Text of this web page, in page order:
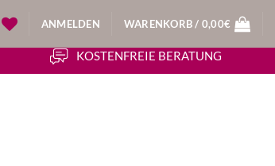
ANMELDEN WARENKORB / 0,00€
KOSTENFREIE BERATUNG